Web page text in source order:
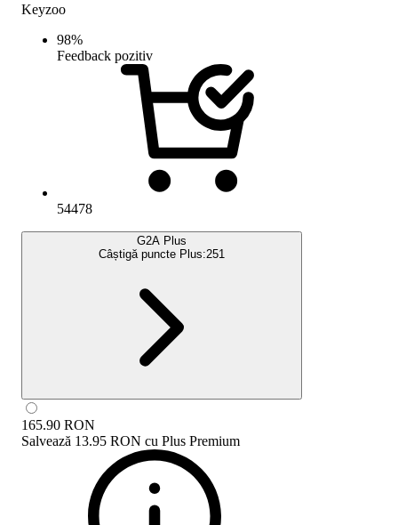
Keyzoo
98%
Feedback pozitiv
54478
G2A Plus
Câștigă puncte Plus:251
165.90 RON
Salvează 13.95 RON cu Plus Premium